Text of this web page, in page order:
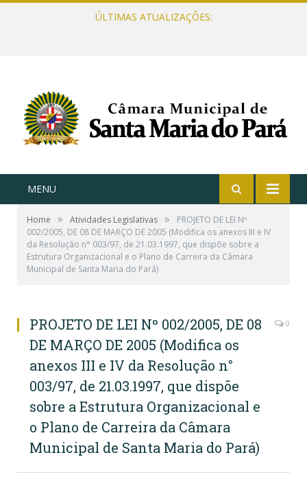
ÚLTIMAS ATUALIZAÇÕES:
MENU
Home » Atividades Legislativas »
PROJETO DE LEI Nº
002/2005, DE 08 DE MARÇO DE 2005 (Modifica os anexos III e IV
da Resolução n° 003/97, de 21.03.1997, que dispõe sobre a
Estrutura Organizacional e o Plano de Carreira da Câmara
Municipal de Santa Maria do Pará)
PROJETO DE LEI Nº 002/2005, DE 08
DE MARÇO DE 2005 (Modifica os
anexos III e IV da Resolução n°
003/97, de 21.03.1997, que dispõe
sobre a Estrutura Organizacional e
o Plano de Carreira da Câmara
Municipal de Santa Maria do Pará)
0